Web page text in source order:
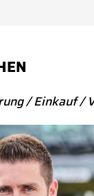
/ Einkauf /